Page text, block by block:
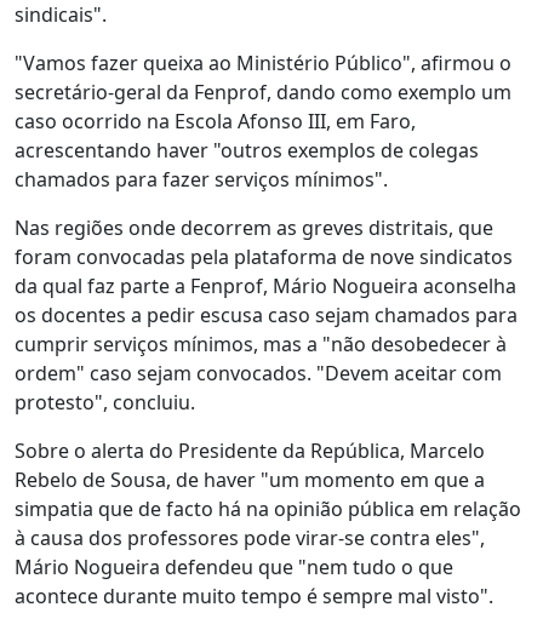
sindicais".
"Vamos fazer queixa ao Ministério Público", afirmou o
secretário-geral da Fenprof, dando como exemplo um
caso ocorrido na Escola Afonso III, em Faro,
acrescentando haver "outros exemplos de colegas
chamados para fazer serviços mínimos".
Nas regiões onde decorrem as greves distritais, que
foram convocadas pela plataforma de nove sindicatos
da qual faz parte a Fenprof, Mário Nogueira aconselha
os docentes a pedir escusa caso sejam chamados para
cumprir serviços mínimos, mas a "não desobedecer à
ordem" caso sejam convocados. "Devem aceitar com
protesto", concluiu.
Sobre o alerta do Presidente da República, Marcelo
Rebelo de Sousa, de haver "um momento em que a
simpatia que de facto há na opinião pública em relação
à causa dos professores pode virar-se contra eles",
Mário Nogueira defendeu que "nem tudo o que
acontece durante muito tempo é sempre mal visto".